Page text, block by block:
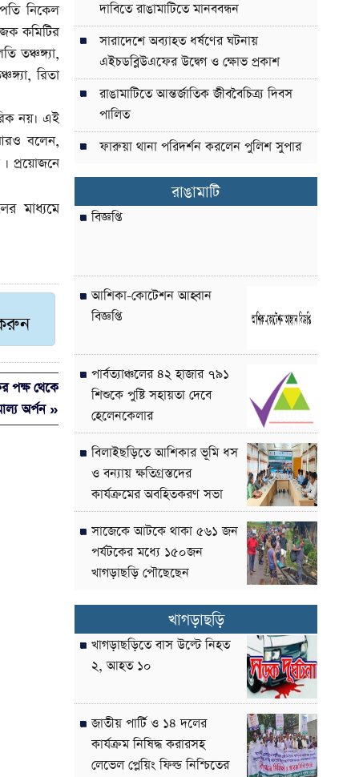
নিকেল
কমিটির
তঞ্চঙ্গ্যা,
রিতা
নয়। এই
বলেন,
প্রয়োজনে
মাধ্যমে
পক্ষ থেকে
অর্পন »
দাবিতে রাঙামাটিতে মানববন্ধন
সারাদেশে অব্যাহত ধর্ষণের ঘটনায়
এইচডব্লিউএফের উদ্বেগ ও ক্ষোভ প্রকাশ
রাঙামাটিতে আন্তর্জাতিক জীববৈচিত্র্য দিবস
পালিত
ফারুয়া থানা পরিদর্শন করলেন পুলিশ সুপার
রাঙামাটি
বিজ্ঞপ্তি
আশিকা-কোটেশন আহ্বান
বিজ্ঞপ্তি
পার্বত্যাঞ্চলের ৪২ হাজার ৭৯১
শিশুকে পুষ্টি সহায়তা দেবে
হেলেনকেলার
বিলাইছড়িতে আশিকার ভূমি ধস
ও বন্যায় ক্ষতিগ্রস্তদের
কার্যক্রমের অবহিতকরণ সভা
সাজেকে আটকে থাকা ৫৬১ জন
পর্যটকের মধ্যে ১৫০জন
খাগড়াছড়ি পৌছেছেন
খাগড়াছড়ি
খাগড়াছড়িতে বাস উল্টে নিহত
২, আহত ১০
জাতীয় পার্টি ও ১৪ দলের
কার্যক্রম নিষিদ্ধ করারসহ
লেভেল প্লেয়িং ফিল্ড নিশ্চিতের